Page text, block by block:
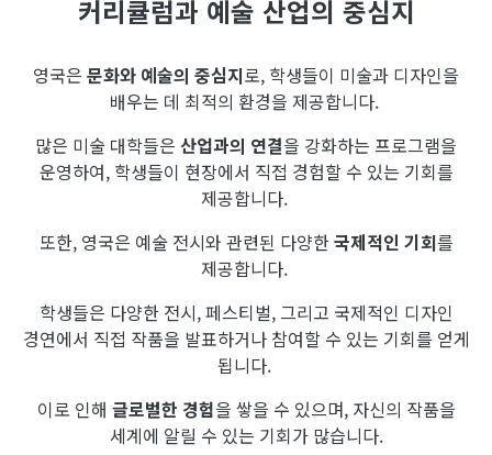
커리큘럼과 예술 산업의 중심지
영국은 문화와 예술의 중심지로, 학생들이 미술과 디자인을
배우는 데 최적의 환경을 제공합니다.
많은 미술 대학들은 산업과의 연결을 강화하는 프로그램을
운영하여, 학생들이 현장에서 직접 경험할 수 있는 기회를
제공합니다.
또한, 영국은 예술 전시와 관련된 다양한국제적인 기회를
제공합니다.
학생들은 다양한 전시, 페스티벌, 그리고 국제적인 디자인
경연에서 직접 작품을 발표하거나 참여할 수 있는 기회를 얻게
됩니다.
이로 인해 글로벌한 경험을 쌓을 수 있으며, 자신의 작품을
세계에 알릴 수 있는 기회가 많습니다.